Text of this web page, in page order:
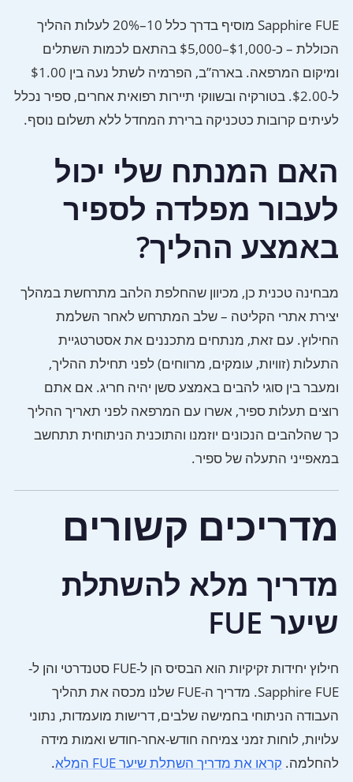
Sapphire FUE מוסיף בדרך כלל 10–20% לעלות ההליך
הכוללת – כ-$1,000–$5,000 בהתאם לכמות השתלים
ומיקום המרפאה. בארה”ב, הפרמיה לשתל נעה בין $1.00
ל-$2.00. בטורקיה ובשווקי תיירות רפואית אחרים, ספיר נכלל
לעיתים קרובות כטכניקה ברירת המחדל ללא תשלום נוסף.
האם המנתח שלי יכול
לעבור מפלדה לספיר
באמצע ההליך?
מבחינה טכנית כן, מכיוון שהחלפת הלהב מתרחשת במהלך
יצירת אתרי הקליטה – שלב המתרחש לאחר השלמת
החילוץ. עם זאת, מנתחים מתכננים את אסטרטגיית
התעלות (זוויות, עומקים, מרווחים) לפני תחילת ההליך,
ומעבר בין סוגי להבים באמצע סשן יהיה חריג. אם אתם
רוצים תעלות ספיר, אשרו עם המרפאה לפני תאריך ההליך
כך שהלהבים הנכונים יוזמנו והתוכנית הניתוחית תתחשב
במאפייני התעלה של ספיר.
מדריכים קשורים
מדריך מלא להשתלת
שיער FUE
חילוץ יחידות זקיקיות הוא הבסיס הן ל-FUE סטנדרטי והן ל-
Sapphire FUE. מדריך ה-FUE שלנו מכסה את תהליך
העבודה הניתוחי בחמישה שלבים, דרישות מועמדות, נתוני
עלויות, לוחות זמני צמיחה חודש-אחר-חודש ואמות מידה
להחלמה. קראו את מדריך השתלת שיער FUE המלא .